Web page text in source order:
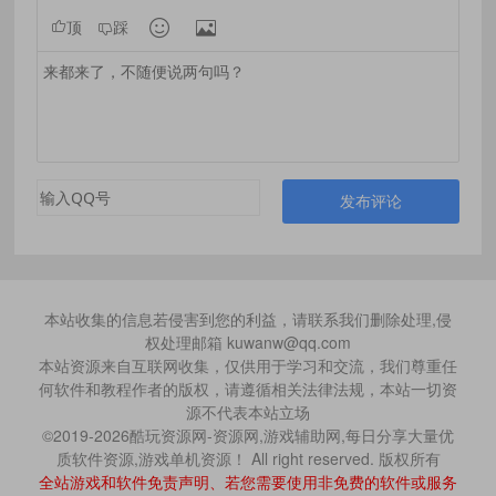
顶 踩  
发布评论
本站收集的信息若侵害到您的利益，请联系我们删除处理,侵
权处理邮箱 kuwanw@qq.com
本站资源来自互联网收集，仅供用于学习和交流，我们尊重任
何软件和教程作者的版权，请遵循相关法律法规，本站一切资
源不代表本站立场
©2019-2026酷玩资源网-资源网,游戏辅助网,每日分享大量优
质软件资源,游戏单机资源！ All right reserved. 版权所有
全站游戏和软件免责声明、若您需要使用非免费的软件或服务